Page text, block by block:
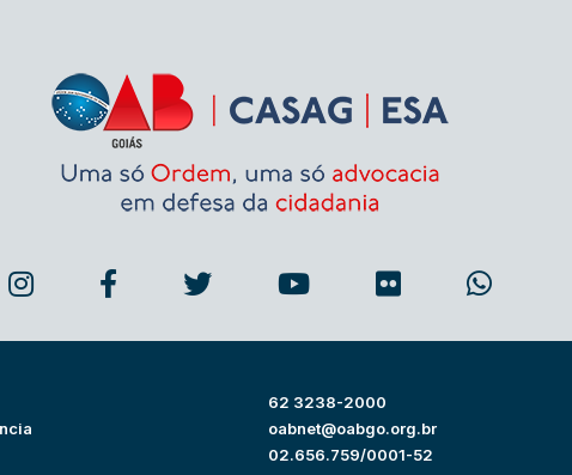
62 3238-2000
oabnet@oabgo.org.br
02.656.759/0001-52